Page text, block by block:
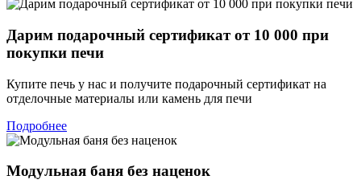
Дарим подарочный сертификат от 10 000 при
покупки печи
Купите печь у нас и получите подарочный сертификат на
отделочные материалы или камень для печи
Подробнее
Модульная баня без наценок